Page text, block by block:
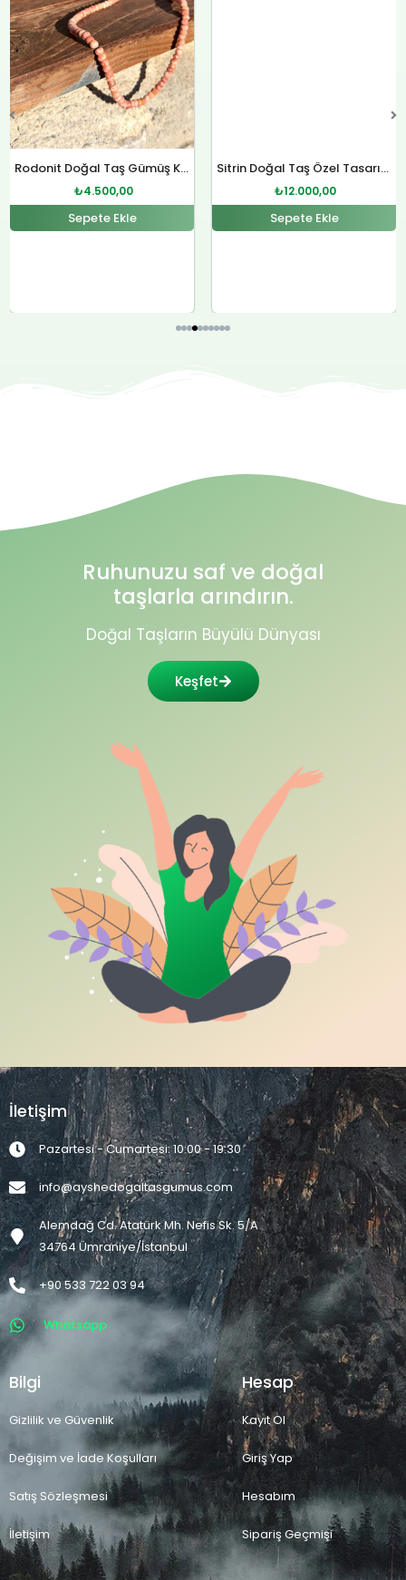
Rodonit Doğal Taş Gümüş Kolye
₺4.500,00
Sepete Ekle
Ruhunuzu saf ve doğal
taşlarla arındırın.
Doğal Taşların Büyülü Dünyası
Keşfet
İletişim
Pazartesi - Cumartesi: 10:00 - 19:30
info@ayshedogaltasgumus.com
Alemdağ Cd. Atatürk Mh. Nefis Sk. 5/A
34764 Ümraniye/İstanbul
+90 533 722 03 94
Whatsapp
Bilgi
Gizlilik ve Güvenlik
Değişim ve İade Koşulları
Satış Sözleşmesi
İletişim
Hesap
Kayıt Ol
Giriş Yap
Hesabım
Sipariş Geçmişi